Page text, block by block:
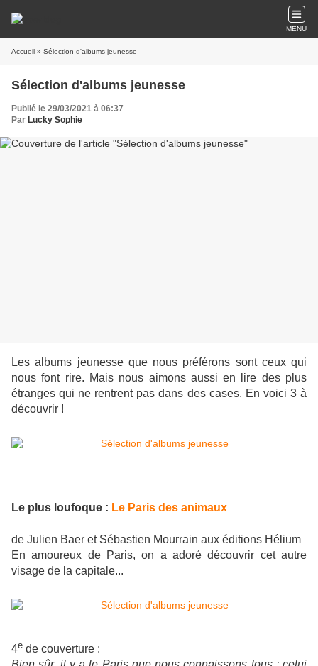
MENU
Accueil » Sélection d'albums jeunesse
Sélection d'albums jeunesse
Publié le 29/03/2021 à 06:37
Par Lucky Sophie
Les albums jeunesse que nous préférons sont ceux qui
nous font rire. Mais nous aimons aussi en lire des plus
étranges qui ne rentrent pas dans des cases. En voici 3 à
découvrir !
Le plus loufoque : Le Paris des animaux
de Julien Baer et Sébastien Mourrain aux éditions Hélium
En amoureux de Paris, on a adoré découvrir cet autre
visage de la capitale...
4e de couverture :